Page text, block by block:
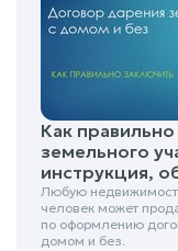
Как
земельного
инструкция,
Любую
человек может
по оформлению
домом и без.